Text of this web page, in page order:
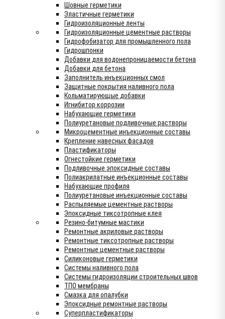
Шовные герметики
Эластичные герметики
Гидроизоляционные ленты
Гидроизоляционные цементные растворы
Гидрофобизатор для промышленного пола
Гидрошпонки
Добавки для водонепроницаемости бетона
Добавки для бетона
Заполнитель инъекционных смол
Защитные покрытия наливного пола
Кольматирующые добавки
Игнибитор коррозии
Набухающие герметики
Полиуретановые подливочные растворы
Микроцементные инъекционные составы
Крепление навесных фасадов
Пластификаторы
Огнестойкие герметики
Подливочные эпоксидные составы
Полиакрилатные инъекционные составы
Набухающие профиля
Полиуретановые инъекционные составы
Распыляемые цементные растворы
Эпоксидные тиксотропные клея
Резино-битумные мастики
Ремонтные акриловые растворы
Ремонтные тиксотропные растворы
Ремонтные цементные растворы
Силиконовые герметики
Системы наливного пола
Системы гидроизоляции строительных швов
ТПО мембраны
Смазка для опалубки
Эпоксидные ремонтные растворы
Суперпластификаторы